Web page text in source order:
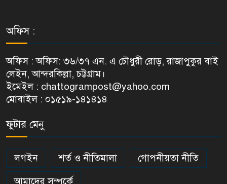
অফিস :
অফিস : অফিস: ৩৬/৩৭ এন. এ চৌধুরী রোড়, রাজাপুকুর বাই
লেইন, আন্দরকিল্লা, চট্টগ্রাম।
ইমেইল : chattogrampost@yahoo.com
মোবাইল : ০১৫১৯-১৪১৪১৪
ফুটার মেনু
লগইন শর্ত ও নীতিমালা
গোপনীয়তা নীতি
আমাদের সম্পর্কে